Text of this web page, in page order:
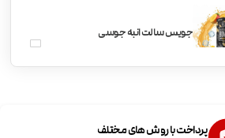
جویس سالت انبه جوسی
پرداخت با روش های مختلف